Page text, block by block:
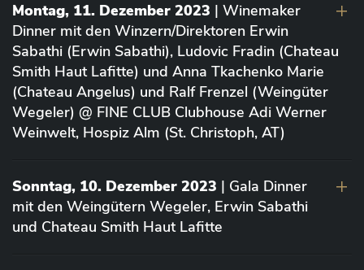
Montag, 11. Dezember 2023 | Winemaker
Dinner mit den Winzern/Direktoren Erwin
Sabathi (Erwin Sabathi), Ludovic Fradin (Chateau
Smith Haut Lafitte) und Anna Tkachenko Marie
(Chateau Angelus) und Ralf Frenzel (Weingüter
Wegeler) @ FINE CLUB Clubhouse Adi Werner
Weinwelt, Hospiz Alm (St. Christoph, AT)
Sonntag, 10. Dezember 2023 | Gala Dinner
mit den Weingütern Wegeler, Erwin Sabathi
und Chateau Smith Haut Lafitte